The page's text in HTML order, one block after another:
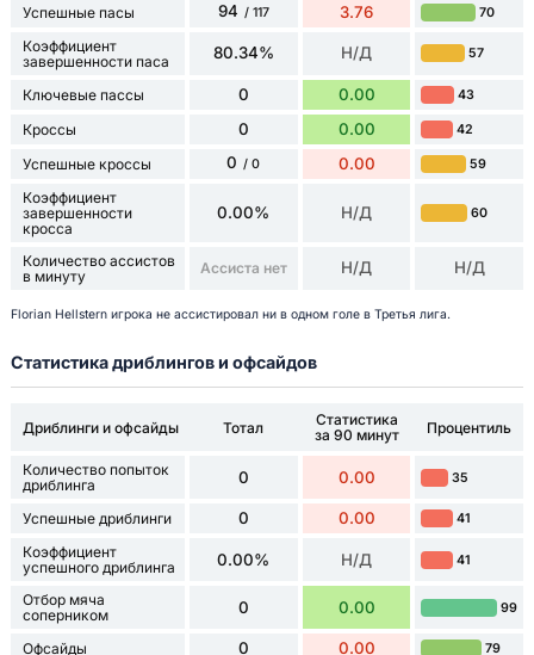
Успешные пасы 94 / 117 3.76 70
Коэффициент
завершенности паса
80.34% Н/Д 57
Ключевые пассы 0 0.00 43
Кроссы 0 0.00 42
Успешные кроссы 0 / 0 0.00 59
Коэффициент
завершенности
кросса
0.00% Н/Д 60
Количество ассистов
в минуту
Ассиста нет Н/Д Н/Д
Florian Hellstern игрока не ассистировал ни в одном голе в Третья лига.
Статистика дриблингов и офсайдов
Дриблинги и офсайды Тотал
Статистика
за 90 минут
Процентиль
Количество попыток
дриблинга
0 0.00 35
Успешные дриблинги 0 0.00 41
Коэффициент
успешного дриблинга
0.00% Н/Д 41
Отбор мяча
соперником
0 0.00 99
Офсайды 0 0.00 79